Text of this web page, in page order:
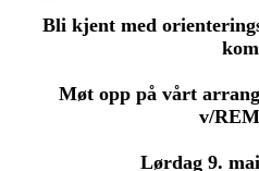
Bli kjent med
Møt opp på vårt
v/
Lørdag 9.